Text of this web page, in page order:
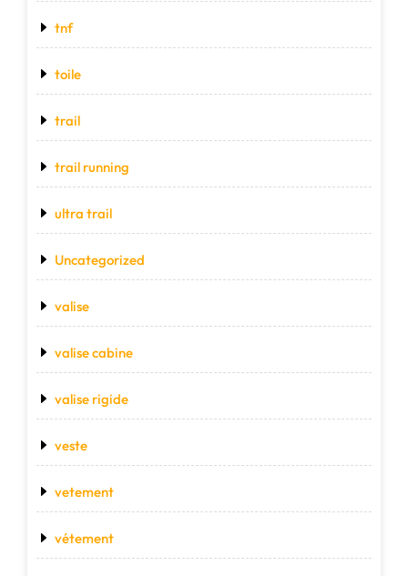
tnf
toile
trail
trail running
ultra trail
Uncategorized
valise
valise cabine
valise rigide
veste
vetement
vétement